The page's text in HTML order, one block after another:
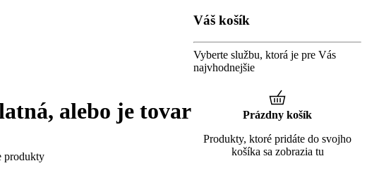
alebo je tovar
produkty
Váš košík
Vyberte službu, ktorá je pre Vás
najvhodnejšie
Prázdny košík
Produkty, ktoré pridáte do svojho
košíka sa zobrazia tu